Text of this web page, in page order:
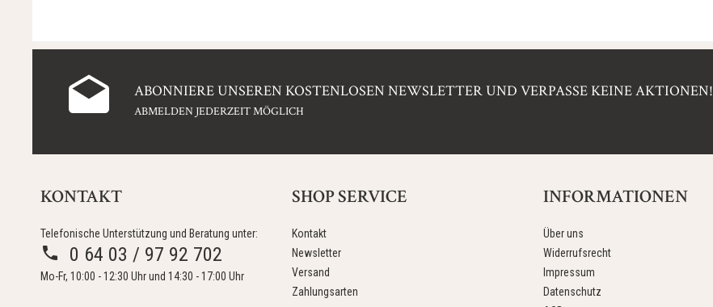
ABONNIERE UNSEREN KOSTENLOSEN NEWSLETTER UND VERPASSE KEINE AKTIONEN!
ABMELDEN JEDERZEIT MÖGLICH
KONTAKT
Telefonische Unterstützung und Beratung unter:
0 64 03 / 97 92 702
Mo-Fr, 10:00 - 12:30 Uhr und 14:30 - 17:00 Uhr
SHOP SERVICE
Kontakt
Newsletter
Versand
Zahlungsarten
INFORMATIONEN
Über uns
Widerrufsrecht
Impressum
Datenschutz